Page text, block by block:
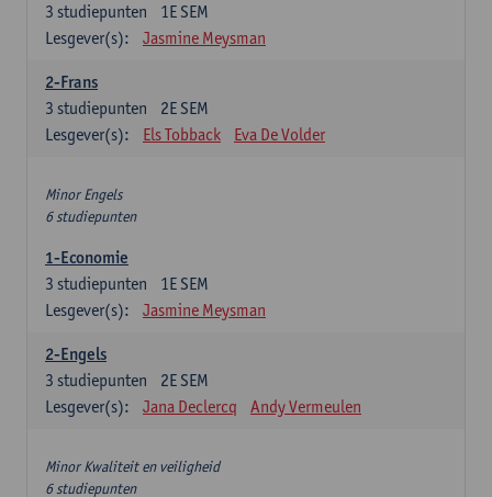
1E SEM
3 studiepunten
Lesgever(s):
Jasmine Meysman
2-Frans
2E SEM
3 studiepunten
Lesgever(s):
Els Tobback Eva De Volder
Minor Engels
6 studiepunten
1-Economie
1E SEM
3 studiepunten
Lesgever(s):
Jasmine Meysman
2-Engels
2E SEM
3 studiepunten
Lesgever(s):
Jana Declercq Andy Vermeulen
Minor Kwaliteit en veiligheid
6 studiepunten